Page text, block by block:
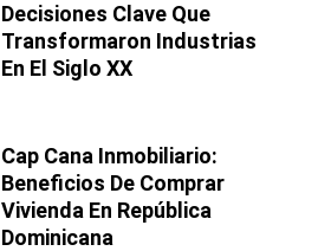
Decisiones Clave Que
Transformaron Industrias
En El Siglo XX
Cap Cana Inmobiliario:
Beneficios De Comprar
Vivienda En República
Dominicana